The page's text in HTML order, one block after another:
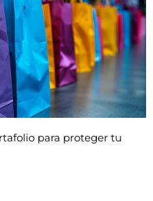
para proteger tu